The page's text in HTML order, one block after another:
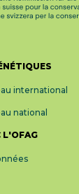
international
national
L'OFAG